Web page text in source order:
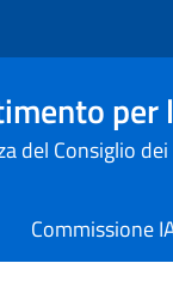
del Consiglio
Commissione